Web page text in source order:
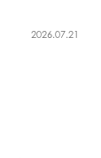
2026.07.21